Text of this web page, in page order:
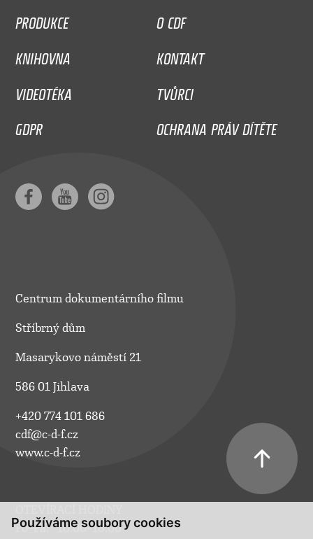
Používáme soubory cookies
PRODUKCE
O CDF
KNIHOVNA
KONTAKT
VIDEOTÉKA
TVŮRCI
GDPR
OCHRANA PRÁV DÍTĚTE
Centrum dokumentárního filmu
Stříbrný dům
Masarykovo náměstí 21
586 01 Jihlava
+420 774 101 686
cdf@c-d-f.cz
www.c-d-f.cz
Po–Pá:
10.00–18.00